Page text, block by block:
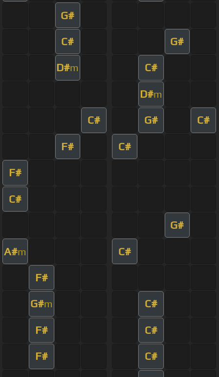
G#
C# G#
D#m C#
D#m
C# G# C#
F# C#
F#
C#
G#
A#m C#
F#
G#m C#
F# C#
F# C#